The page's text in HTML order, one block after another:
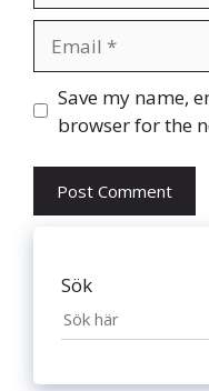
Website
Save my name,
browser for the
Sök